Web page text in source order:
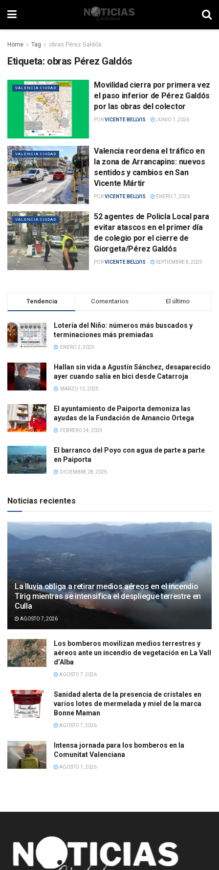
Home Tag obras Pérez Galdós
Etiqueta: obras Pérez Galdós
VALENCIA CIUDAD
Movilidad cierra por primera vez
el paso inferior de Pérez Galdós
por las obras del colector
PORVICENTE BELLVIS JUNIO 1, 2026
VALENCIA CIUDAD
Valencia reordena el tráfico en
la zona de Arrancapins: nuevos
sentidos y cambios en San
Vicente Mártir
PORVICENTE BELLVIS ENERO 7, 2026
VALENCIA CIUDAD
52 agentes de Policía Local para
evitar atascos en el primer día
de colegio por el cierre de
Giorgeta/Pérez Galdós
PORVICENTE BELLVIS SEPTIEMBRE 8, 2025
Tendencia Comentarios El último
Lotería del Niño: números más buscados y
terminaciones más premiadas
ENERO 2, 2025
Hallan sin vida a Agustín Sánchez, desaparecido
ayer cuando salía en bici desde Catarroja
MARZO 13, 2025
El ayuntamiento de Paiporta demoniza las
ayudas de la Fundación de Amancio Ortega
FEBRERO 24, 2025
El barranco del Poyo con agua de parte a parte
en Paiporta
DICIEMBRE 28, 2025
Noticias recientes
La lluvia obliga a retirar medios aéreos en el incendio
Tírig mientras se intensifica el despliegue terrestre en
Culla
AGOSTO 7, 2026
Los bomberos movilizan medios terrestres y
aéreos ante un incendio de vegetación en La Vall
d’Alba
AGOSTO 7, 2026
Sanidad alerta de la presencia de cristales en
varios lotes de mermelada y miel de la marca
Bonne Maman
AGOSTO 7, 2026
Intensa jornada para los bomberos en la
Comunitat Valenciana
AGOSTO 7, 2026